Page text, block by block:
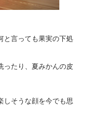
と言っても果実の下処
ったり、夏みかんの皮
しそうな顔を今でも思